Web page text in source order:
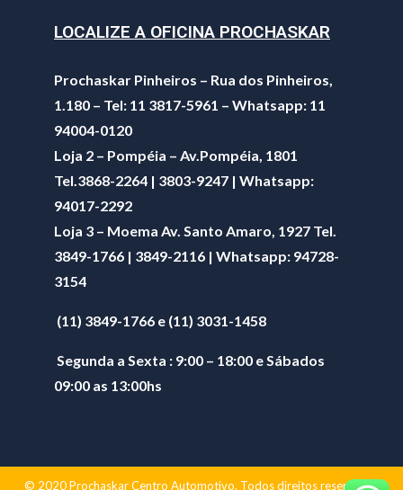
LOCALIZE A OFICINA PROCHASKAR
Prochaskar Pinheiros – Rua dos Pinheiros,
1.180 – Tel: 11 3817-5961 – Whatsapp: 11
94004-0120
Loja 2 – Pompéia – Av.Pompéia, 1801
Tel.3868-2264 | 3803-9247 | Whatsapp:
94017-2292
Loja 3 – Moema Av. Santo Amaro, 1927 Tel.
3849-1766 | 3849-2116 | Whatsapp: 94728-
3154
(11) 3849-1766 e (11) 3031-1458
Segunda a Sexta : 9:00 – 18:00 e Sábados
09:00 as 13:00hs
© 2020 Prochaskar Centro Automotivo. Todos direitos reservados